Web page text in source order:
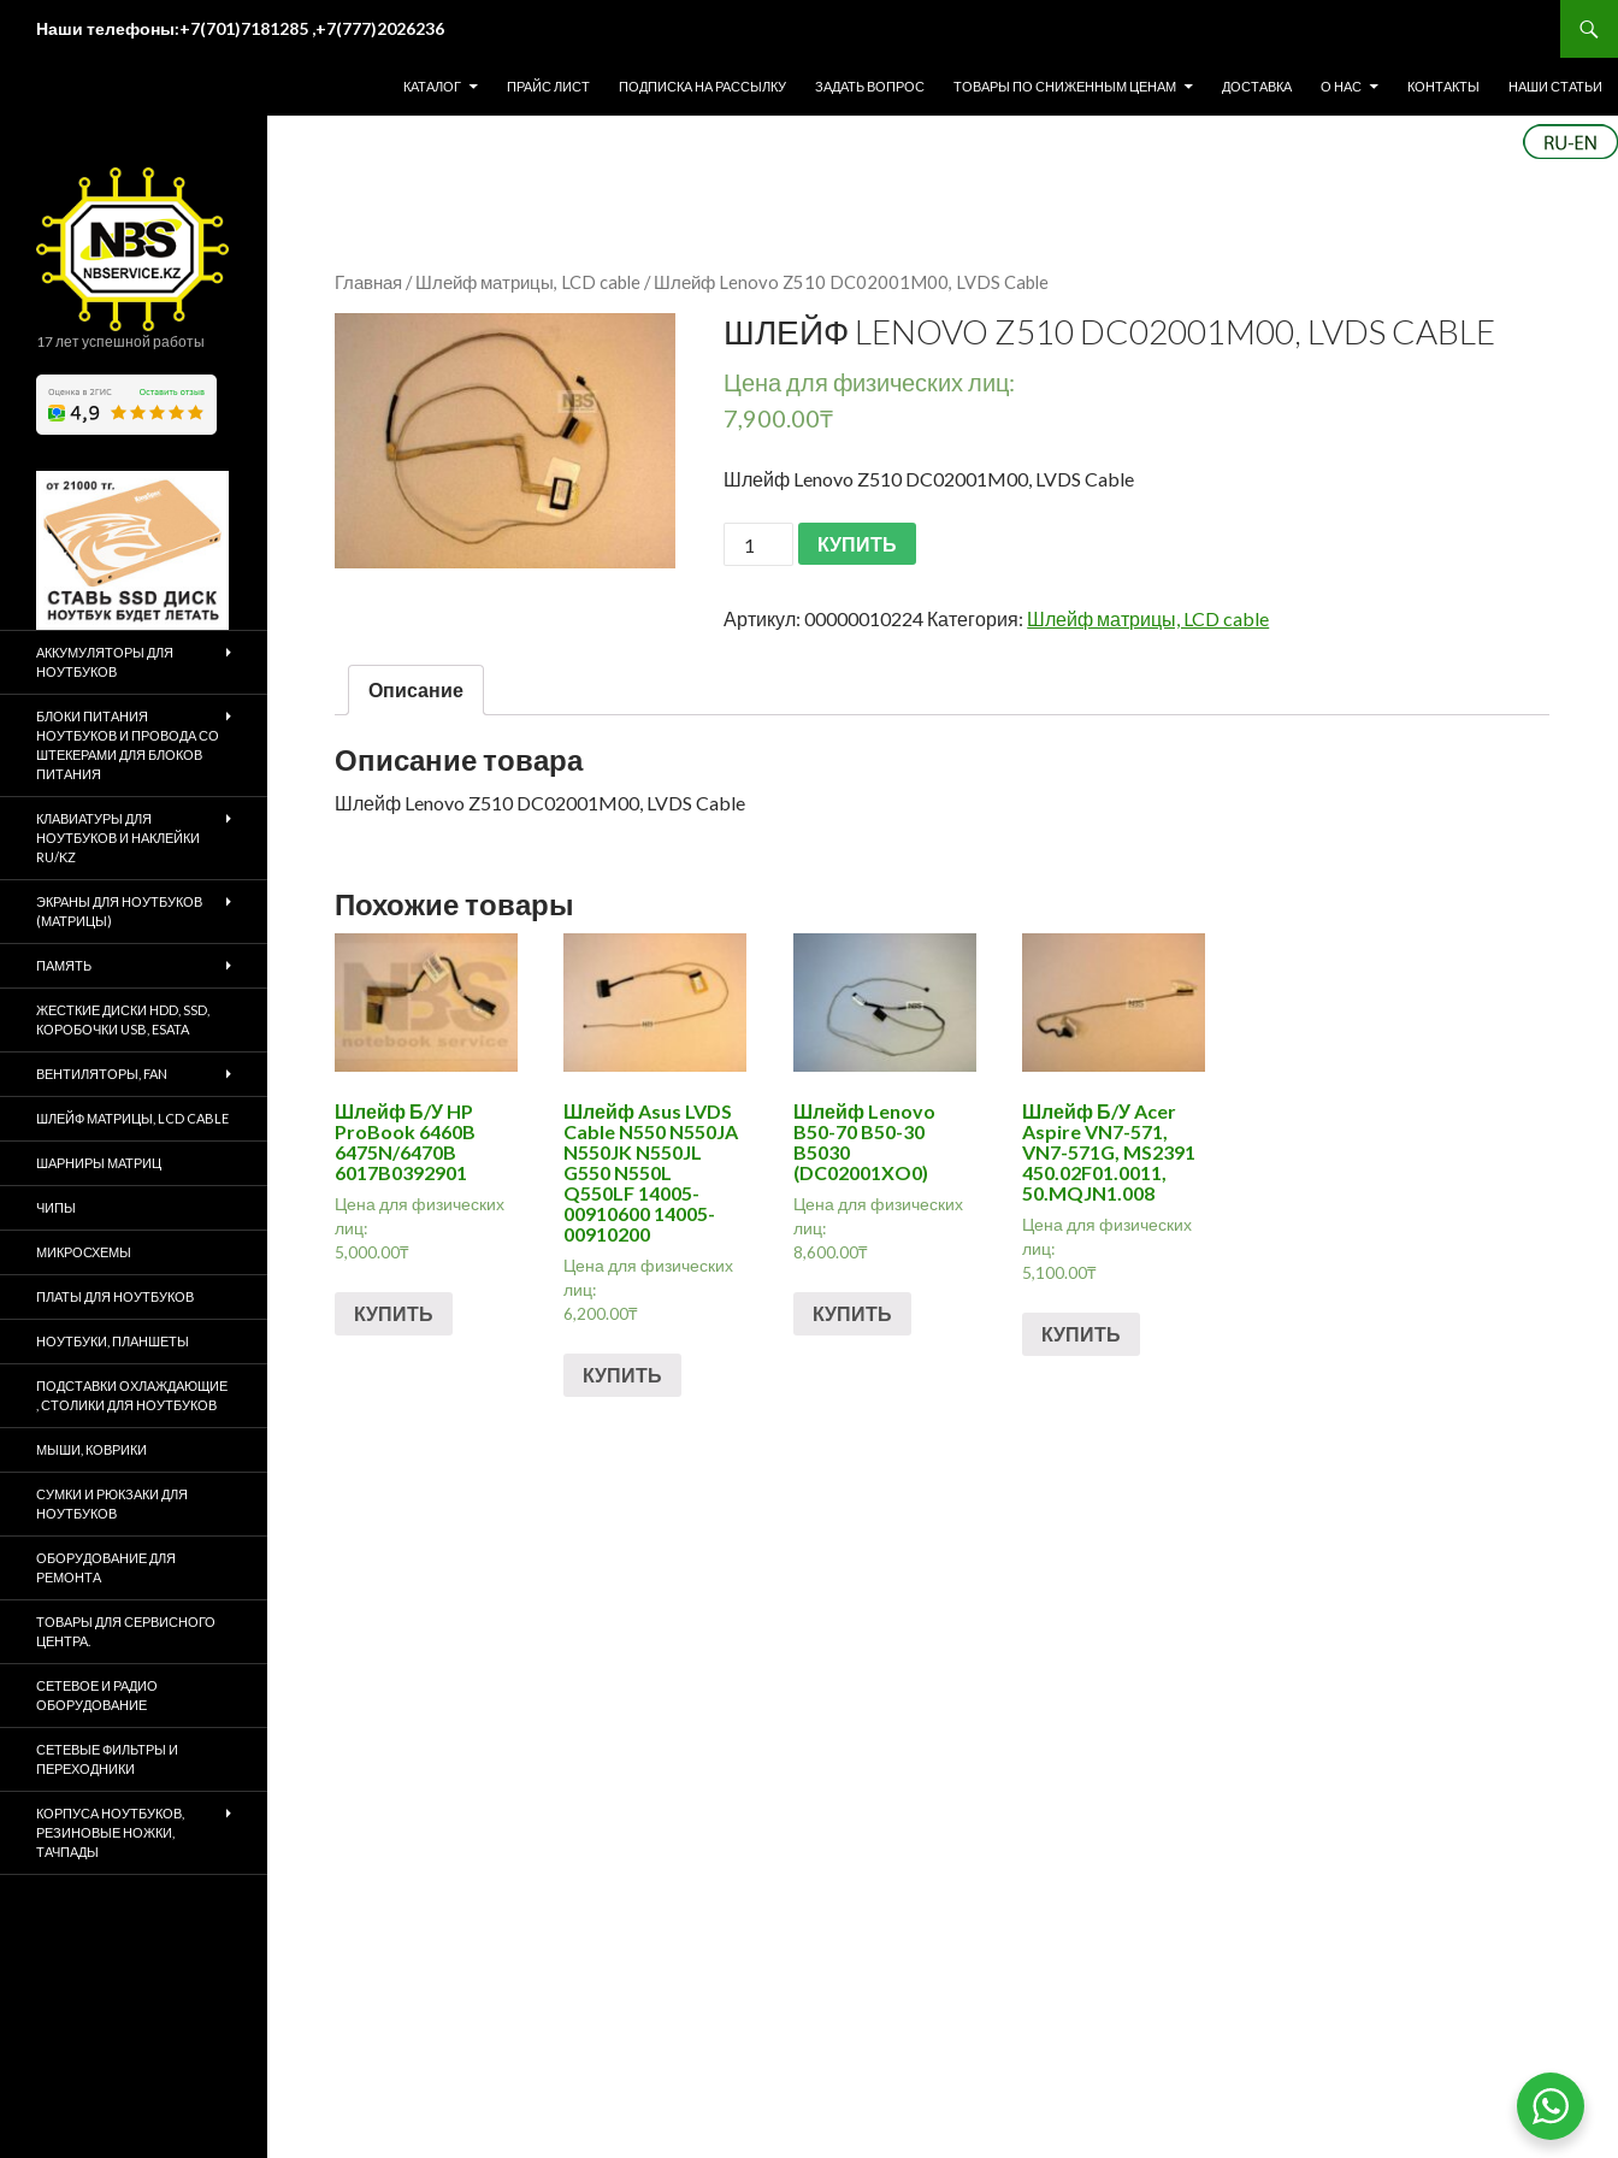
Наши телефоны:+7(701)7181285 ,+7(777)2026236
КАТАЛОГ
ПРАЙС ЛИСТ ПОДПИСКА НА РАССЫЛКУ ЗАДАТЬ ВОПРОС ТОВАРЫ ПО СНИЖЕННЫМ ЦЕНАМ ДОСТАВКА О НАС КОНТАКТЫ НАШИ СТАТЬИ
Главная /Шлейф матрицы, LCD cable / Шлейф Lenovo Z510 DC02001M00, LVDS Cable
ШЛЕЙФ LENOVO Z510 DC02001M00, LVDS CABLE
Цена для физических лиц:
7,900.00₸
Шлейф Lenovo Z510 DC02001M00, LVDS Cable
КУПИТЬ
Артикул:00000010224 Категория: Шлейф матрицы, LCD cable
Описание
Описание товара
Шлейф Lenovo Z510 DC02001M00, LVDS Cable
Похожие товары
Шлейф Б/У HP
ProBook 6460B
6475N/6470B
6017B0392901
Цена для физических
лиц:
5,000.00₸
КУПИТЬ
Шлейф Asus LVDS
Cable N550 N550JA
N550JK N550JL
G550 N550L
Q550LF 14005-
00910600 14005-
00910200
Цена для физических
лиц:
6,200.00₸
КУПИТЬ
Шлейф Lenovo
B50-70 B50-30
B5030
(DC02001XO0)
Цена для физических
лиц:
8,600.00₸
КУПИТЬ
Шлейф Б/У Acer
Aspire VN7-571,
VN7-571G, MS2391
450.02F01.0011,
50.MQJN1.008
Цена для физических
лиц:
5,100.00₸
КУПИТЬ
17 лет успешной работы
АККУМУЛЯТОРЫ ДЛЯ
НОУТБУКОВ
БЛОКИ ПИТАНИЯ
НОУТБУКОВ И ПРОВОДА СО
ШТЕКЕРАМИ ДЛЯ БЛОКОВ
ПИТАНИЯ
КЛАВИАТУРЫ ДЛЯ
НОУТБУКОВ И НАКЛЕЙКИ
RU/KZ
ЭКРАНЫ ДЛЯ НОУТБУКОВ
(МАТРИЦЫ)
ПАМЯТЬ
ЖЕСТКИЕ ДИСКИ HDD, SSD,
КОРОБОЧКИ USB, ESATA
ВЕНТИЛЯТОРЫ, FAN
ШЛЕЙФ МАТРИЦЫ, LCD CABLE
ШАРНИРЫ МАТРИЦ
ЧИПЫ
МИКРОСХЕМЫ
ПЛАТЫ ДЛЯ НОУТБУКОВ
НОУТБУКИ, ПЛАНШЕТЫ
ПОДСТАВКИ ОХЛАЖДАЮЩИЕ
, СТОЛИКИ ДЛЯ НОУТБУКОВ
МЫШИ, КОВРИКИ
СУМКИ И РЮКЗАКИ ДЛЯ
НОУТБУКОВ
ОБОРУДОВАНИЕ ДЛЯ
РЕМОНТА
ТОВАРЫ ДЛЯ СЕРВИСНОГО
ЦЕНТРА.
СЕТЕВОЕ И РАДИО
ОБОРУДОВАНИЕ
СЕТЕВЫЕ ФИЛЬТРЫ И
ПЕРЕХОДНИКИ
КОРПУСА НОУТБУКОВ,
РЕЗИНОВЫЕ НОЖКИ,
ТАЧПАДЫ